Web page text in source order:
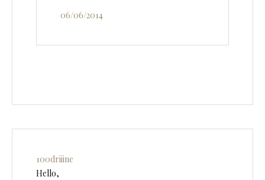
06/06/2014
100driiine
Hello,